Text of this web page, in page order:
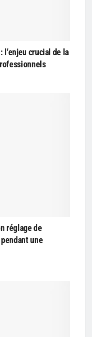
l’enjeu crucial de la
réglage de
une